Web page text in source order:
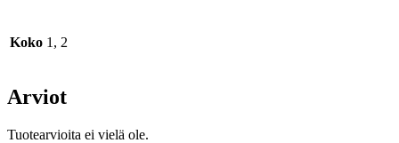
Koko 1, 2
Arviot
Tuotearvioita ei vielä ole.